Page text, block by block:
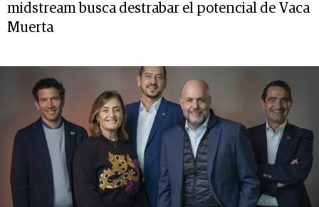
midstream busca destrabar el potencial de Vaca
Muerta